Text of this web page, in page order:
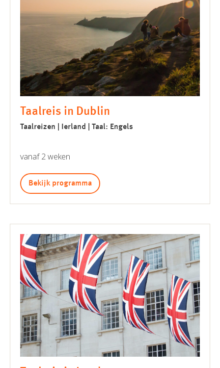
Taalreis in Dublin
Taalreizen | Ierland | Taal: Engels
vanaf 2 weken
Bekijk programma